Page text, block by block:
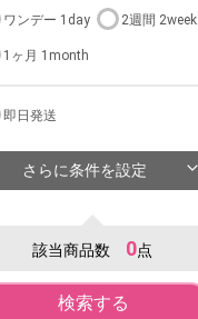
ワンデー 1day 2週間 2week
1ヶ月 1month
即日発送
さらに条件を設定
該当商品数 0点
検索する